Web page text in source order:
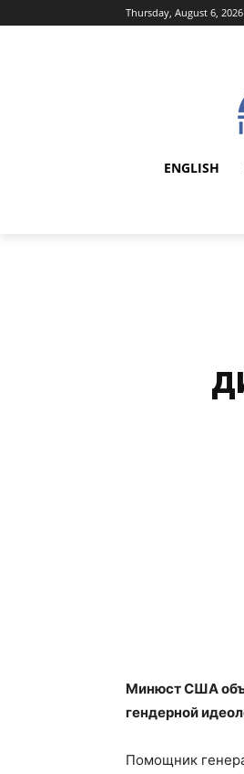
Thursday, August 6, 2026
ENGLISH
Минюст США
гендерной
Помощник